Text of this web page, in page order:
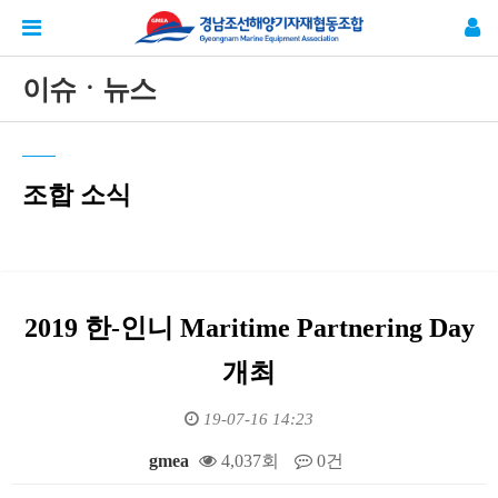
이슈ㆍ뉴스
조합 소식
2019 한-인니 Maritime Partnering Day
개최
19-07-16 14:23
gmea 4,037회 0건